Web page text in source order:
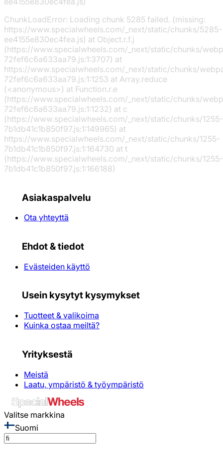
ChunkLoadError: Loading chunk 5285 failed. (missing:
https://www.specialwheels.com/_next/static/chunks/5285-
ee4155e830ec4fea.js) at Object.r.f.j
(https://www.specialwheels.com/_next/static/chunks/
72fef6c6a633aa79.js:1:3707) at
https://www.specialwheels.com/_next/static/chunks/
72fef6c6a633aa79.js:1:1253 at Array.reduce
(<anonymous>) at Function.r.e
(https://www.specialwheels.com/_next/static/chunks/
72fef6c6a633aa79.js:1:1232) at c
(https://www.specialwheels.com/_next/static/chunks/1255-
7b1db41c1b850f97.js:1:149965) at
https://www.specialwheels.com/_next/static/chunks/1255-
7b1db41c1b850f97.js:1:164730 at t
(https://www.specialwheels.com/_next/static/chunks/1255-
7b1db41c1b850f97.js:1:166188)
Asiakaspalvelu
Ota yhteyttä
Ehdot & tiedot
Evästeiden käyttö
Usein kysytyt kysymykset
Tuotteet & valikoima
Kuinka ostaa meiltä?
Yrityksestä
Meistä
Laatu, ympäristö & työympäristö
Valitse markkina
Suomi